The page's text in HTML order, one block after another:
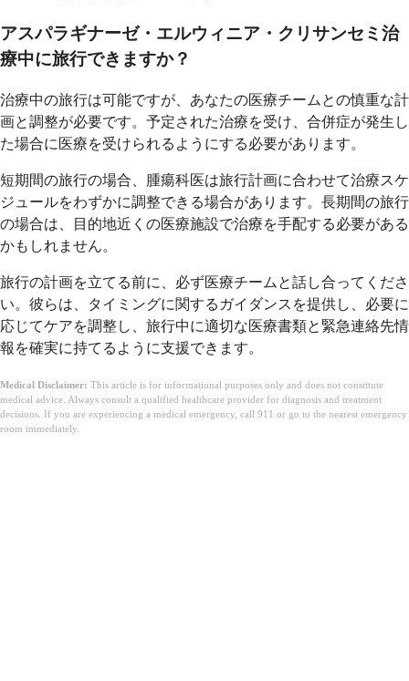
アスパラギナーゼ・エルウィニア・クリサンセミ治
療中に旅行できますか？
治療中の旅行は可能ですが、あなたの医療チームとの慎重な計
画と調整が必要です。予定された治療を受け、合併症が発生し
た場合に医療を受けられるようにする必要があります。
短期間の旅行の場合、腫瘍科医は旅行計画に合わせて治療スケ
ジュールをわずかに調整できる場合があります。長期間の旅行
の場合は、目的地近くの医療施設で治療を手配する必要がある
かもしれません。
旅行の計画を立てる前に、必ず医療チームと話し合ってくださ
い。彼らは、タイミングに関するガイダンスを提供し、必要に
応じてケアを調整し、旅行中に適切な医療書類と緊急連絡先情
報を確実に持てるように支援できます。
Medical Disclaimer: This article is for informational purposes only and does not constitute
medical advice. Always consult a qualified healthcare provider for diagnosis and treatment
decisions. If you are experiencing a medical emergency, call 911 or go to the nearest emergency
room immediately.